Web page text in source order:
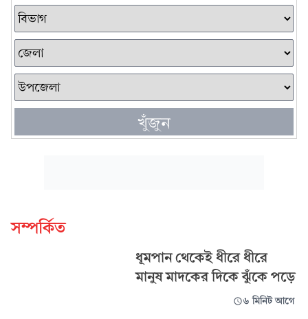
খুঁজুন
সম্পর্কিত
ধূমপান থেকেই ধীরে ধীরে
মানুষ মাদকের দিকে ঝুঁকে পড়ে
৬ মিনিট আগে